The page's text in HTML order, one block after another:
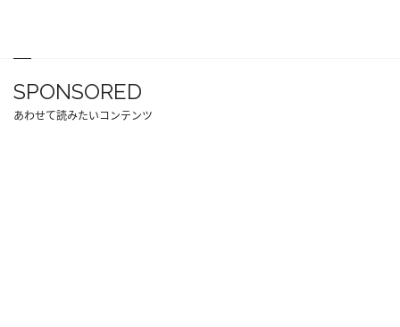
SPONSORED
あわせて読みたいコンテンツ